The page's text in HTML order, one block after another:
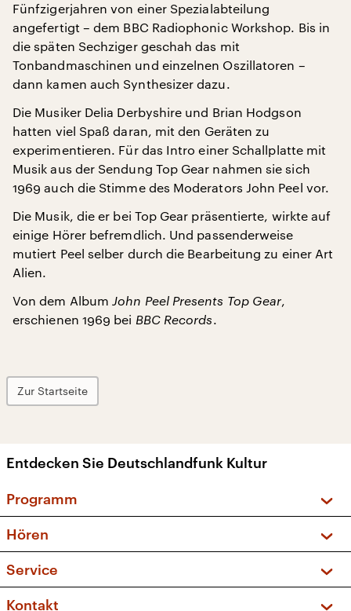
Fünfzigerjahren von einer Spezialabteilung
angefertigt – dem BBC Radiophonic Workshop. Bis in
die späten Sechziger geschah das mit
Tonbandmaschinen und einzelnen Oszillatoren –
dann kamen auch Synthesizer dazu.
Die Musiker Delia Derbyshire und Brian Hodgson
hatten viel Spaß daran, mit den Geräten zu
experimentieren. Für das Intro einer Schallplatte mit
Musik aus der Sendung Top Gear nahmen sie sich
1969 auch die Stimme des Moderators John Peel vor.
Die Musik, die er bei Top Gear präsentierte, wirkte auf
einige Hörer befremdlich. Und passenderweise
mutiert Peel selber durch die Bearbeitung zu einer Art
Alien.
Von dem AlbumJohn Peel Presents Top Gear,
erschienen 1969 bei BBC Records.
Zur Startseite
Entdecken Sie Deutschlandfunk Kultur
Programm
Sendungen und Podcasts
Musikliste
Kakadu – Das Kinderprogramm
Hören
Frequenzen (UKW + DAB+)
Service
FAQ
Kontakt